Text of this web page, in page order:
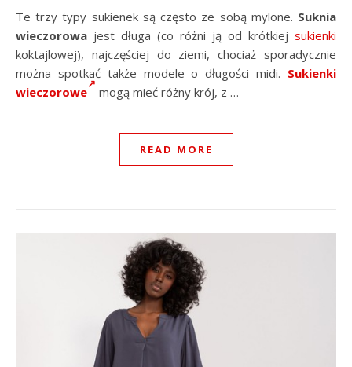
Te trzy typy sukienek są często ze sobą mylone. Suknia
wieczorowa jest długa (co różni ją od krótkiej sukienki
koktajlowej), najczęściej do ziemi, chociaż sporadycznie
można spotkać także modele o długości midi. Sukienki
wieczorowe
mogą mieć różny krój, z …
READ MORE